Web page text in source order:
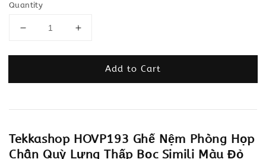
Quantity
Add to Cart
Tekkashop HOVP193 Ghế Nệm Phòng Họp
Chân Quỳ Lưng Thấp Bọc Simili Màu Đỏ